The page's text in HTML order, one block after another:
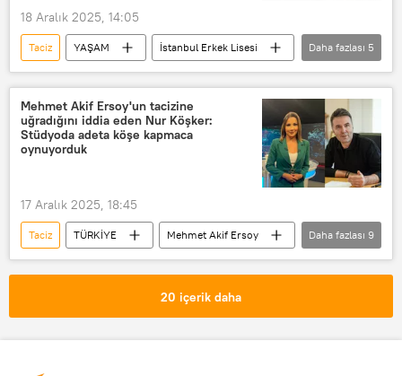
18 Aralık 2025, 14:05
Taciz YAŞAM
İstanbul Erkek Lisesi
Cumhuriyet Başsavcılığı
İstanbul
Kadına yönelik taciz
Dayak
Şiddet
Daha fazlası 5
Mehmet Akif Ersoy'un tacizine
uğradığını iddia eden Nur Köşker:
Stüdyoda adeta köşe kapmaca
oynuyorduk
17 Aralık 2025, 18:45
Taciz TÜRKİYE
Mehmet Akif Ersoy
Nur Köşker
Habertürk gazetesi
Sunucu
haber sunucusu
Cinsel taciz
Kadına yönelik taciz
Daha fazlası 9
20 içerik daha